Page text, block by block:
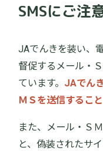
SMSにご注
JAでんきを装い、
督促するメール・
ています。 JAでん
ＭＳを送信するこ
また、メール・Ｓ
と、偽装されたサ